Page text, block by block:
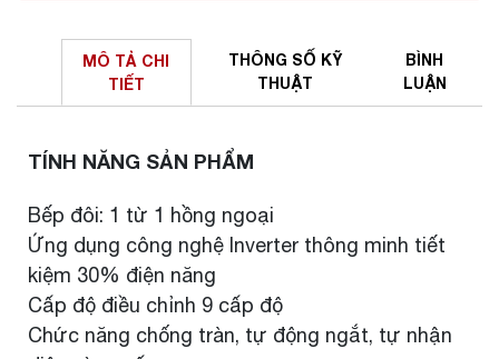
MÔ TẢ CHI
TIẾT
THÔNG SỐ KỸ
THUẬT
BÌNH
LUẬN
TÍNH NĂNG SẢN PHẨM
Bếp đôi: 1 từ 1 hồng ngoại
Ứng dụng công nghệ Inverter thông minh tiết
kiệm 30% điện năng
Cấp độ điều chỉnh 9 cấp độ
Chức năng chống tràn, tự động ngắt, tự nhận